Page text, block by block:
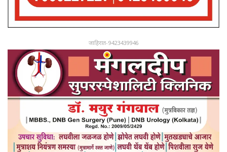
जाहिरात-9423439946